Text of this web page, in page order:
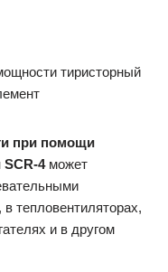
при помощи
SCR-4может
тепловентиляторах,
и в другом